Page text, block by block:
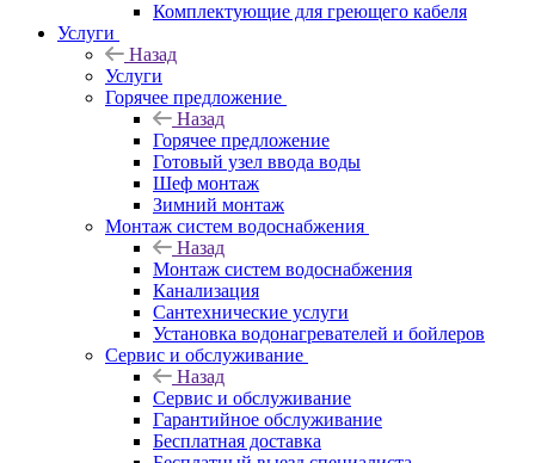
Комплектующие для греющего кабеля
Услуги
Назад
Услуги
Горячее предложение
Назад
Горячее предложение
Готовый узел ввода воды
Шеф монтаж
Зимний монтаж
Монтаж систем водоснабжения
Назад
Монтаж систем водоснабжения
Канализация
Сантехнические услуги
Установка водонагревателей и бойлеров
Сервис и обслуживание
Назад
Сервис и обслуживание
Гарантийное обслуживание
Бесплатная доставка